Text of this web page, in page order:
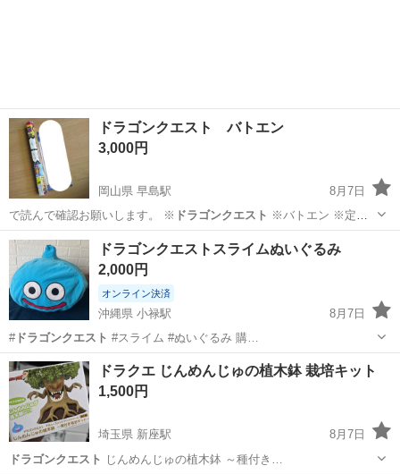
ドラゴンクエスト バトエン
3,000円
岡山県 早島駅
8月7日
で読んで確認お願いします。 ※ ドラゴンクエスト ※バトエン ※定価
※新品未使…
岡山 都窪郡 早島駅 テレビゲーム バトエン
ドラゴンクエストスライムぬいぐるみ
2,000円
オンライン決済
沖縄県 小禄駅
8月7日
#ドラゴンクエスト #スライム #ぬいぐるみ 購…
沖縄 那覇市 小禄駅 その他
ドラクエ じんめんじゅの植木鉢 栽培キット
1,500円
埼玉県 新座駅
8月7日
ドラゴンクエスト じんめんじゅの植木鉢 ～種付き…